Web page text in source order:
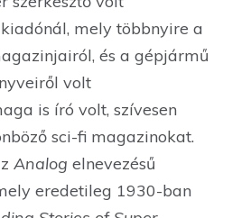
mely többnyire a
és a gépjármű
volt
is író volt, szívesen
sci-fi magazinokat.
Analogelnevezésű
eredetileg 1930-ban